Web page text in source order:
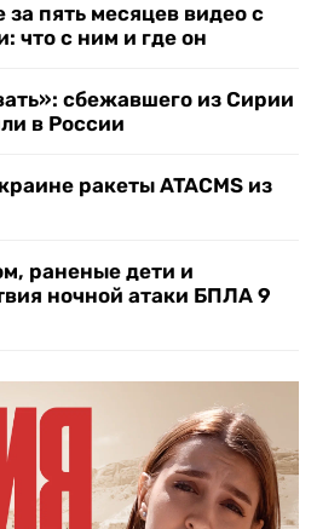
за пять месяцев видео с
что с ним и где он
сбежавшего из Сирии
в России
ракеты ATACMS из
раненые дети и
ночной атаки БПЛА 9